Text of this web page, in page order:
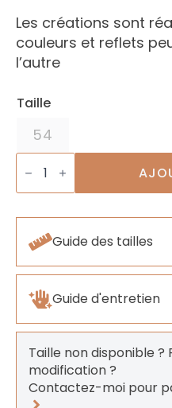
Les créations sont
couleurs et reflets
l’autre
Taille
54
quantité
de
Bague
Quintet
Guide des tailles
Guide d'entretien
Taille non disponible ?
modification ?
Contactez-moi pour